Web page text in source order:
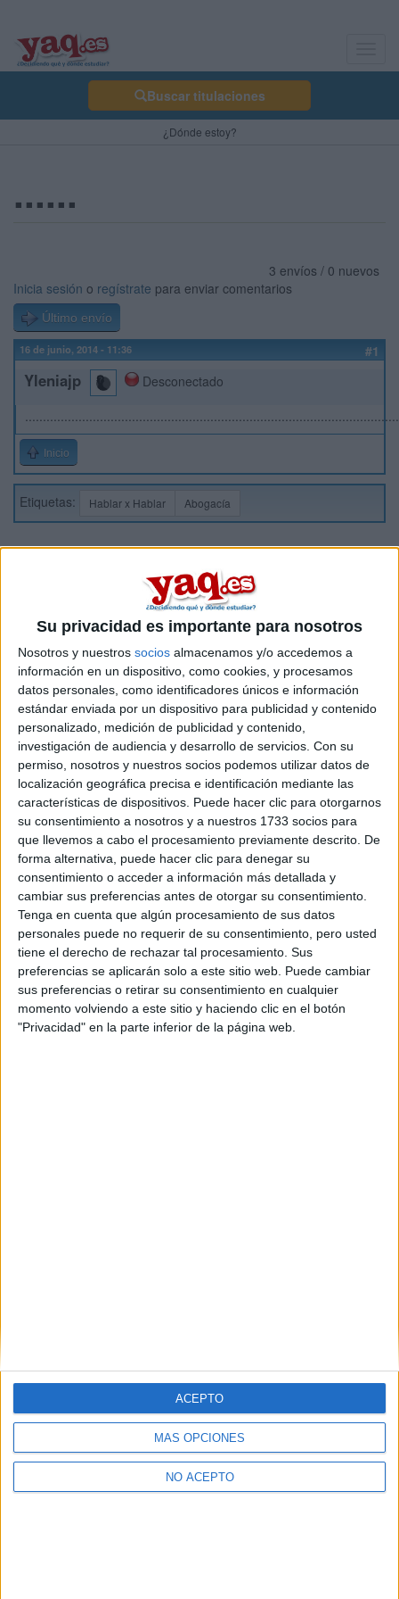
Su privacidad es importante para nosotros
Nosotros y nuestros socios almacenamos y/o accedemos a
información en un dispositivo, como cookies, y procesamos
datos personales, como identificadores únicos e información
estándar enviada por un dispositivo para publicidad y contenido
personalizado, medición de publicidad y contenido,
investigación de audiencia y desarrollo de servicios. Con su
permiso, nosotros y nuestros socios podemos utilizar datos de
localización geográfica precisa e identificación mediante las
características de dispositivos. Puede hacer clic para otorgarnos
su consentimiento a nosotros y a nuestros 1733 socios para
que llevemos a cabo el procesamiento previamente descrito. De
forma alternativa, puede hacer clic para denegar su
consentimiento o acceder a información más detallada y
cambiar sus preferencias antes de otorgar su consentimiento.
Tenga en cuenta que algún procesamiento de sus datos
personales puede no requerir de su consentimiento, pero usted
tiene el derecho de rechazar tal procesamiento. Sus
preferencias se aplicarán solo a este sitio web. Puede cambiar
sus preferencias o retirar su consentimiento en cualquier
momento volviendo a este sitio y haciendo clic en el botón
"Privacidad" en la parte inferior de la página web.
MÁS OPCIONES
NO ACEPTO
ACEPTO
Buscar titulaciones
¿Dónde estoy?
......
3 envíos / 0 nuevos
Inicia sesión o regístrate para enviar comentarios
Último envío
16 de junio, 2014 - 11:36 #1
Yleniajp
Desconectado
Inicio
Etiquetas: Hablar x Hablar Abogacía
Comentarios
16 de junio, 2014 - 12:12
Paula YAQ
Desconectado
Hola Ylenia, en la preinscripción siempre conviene poner tus
preferencias.Imagina que por lo que fuera este año hubiera
16 de junio, 2014 - 13:25 #3
Yleniajp
Desconectado
.............................................................
Inicia sesiónoregístratepara enviar comentarios